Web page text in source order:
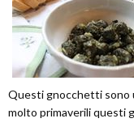
Questi gnocchetti sono
molto primaverili questi